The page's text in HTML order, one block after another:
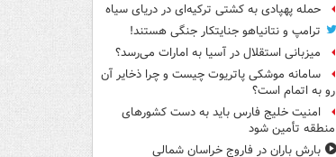
حمله پهپادی به کشتی ترکیه‌ای در دریای سیاه
ترامپ و نتانیاهو جنایتکار جنگی هستند!
میزبانی استقلال در آسیا به امارات می‌رسد؟
سامانه موشکی پاتریوت چیست و چرا ذخایر آن
رو به اتمام است؟
امنیت خلیج فارس باید به دست کشورهای
منطقه تأمین شود
بارش باران در فاروج خراسان شمالی